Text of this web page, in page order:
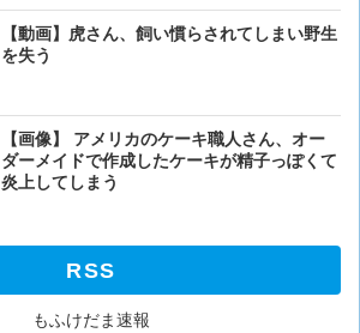
【動画】虎さん、飼い慣らされてしまい野生
を失う
【画像】 アメリカのケーキ職人さん、オー
ダーメイドで作成したケーキが精子っぽくて
炎上してしまう
【画像】イッヌさん、アホ
【閲覧注意】カッコウの托
ぎる
RSS
もふけだま速報